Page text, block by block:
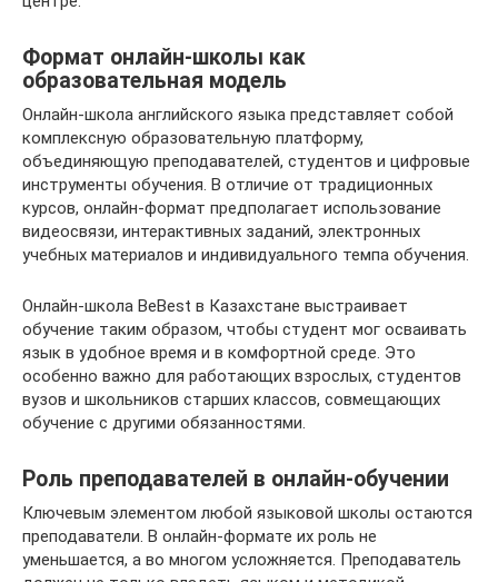
Формат онлайн-школы как
образовательная модель
Онлайн-школа английского языка представляет собой
комплексную образовательную платформу,
объединяющую преподавателей, студентов и цифровые
инструменты обучения. В отличие от традиционных
курсов, онлайн-формат предполагает использование
видеосвязи, интерактивных заданий, электронных
учебных материалов и индивидуального темпа обучения.
Онлайн-школа BeBest в Казахстане выстраивает
обучение таким образом, чтобы студент мог осваивать
язык в удобное время и в комфортной среде. Это
особенно важно для работающих взрослых, студентов
вузов и школьников старших классов, совмещающих
обучение с другими обязанностями.
Роль преподавателей в онлайн-обучении
Ключевым элементом любой языковой школы остаются
преподаватели. В онлайн-формате их роль не
уменьшается, а во многом усложняется. Преподаватель